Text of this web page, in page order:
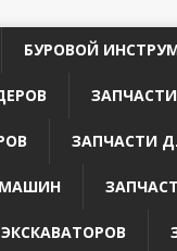
БУРОВОЙ
ЗАПЧАСТИ
МАШИН